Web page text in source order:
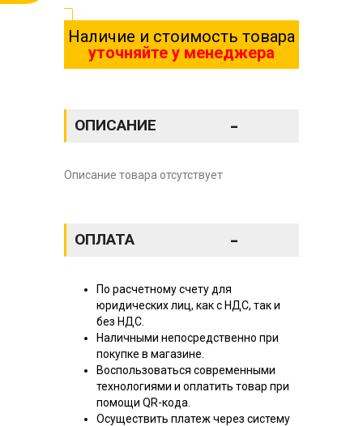
Наличие и стоимость товара
уточняйте у менеджера
ОПИСАНИЕ -
Описание товара отсутствует
ОПЛАТА -
По расчетному счету для
юридических лиц, как с НДС, так и
без НДС.
Наличными непосредственно при
покупке в магазине.
Воспользоваться современными
технологиями и оплатить товар при
помощи QR-кода.
Осуществить платеж через систему